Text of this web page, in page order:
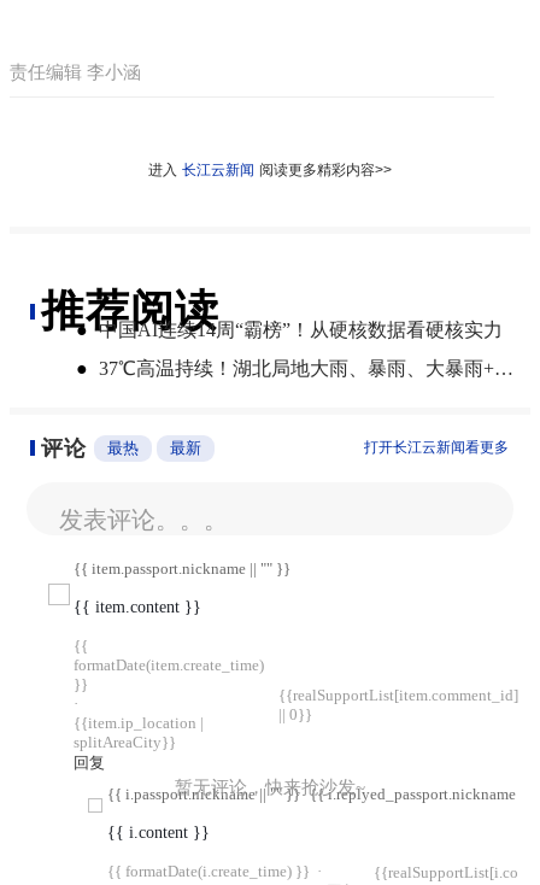
责任编辑 李小涵
进入 长江云新闻 阅读更多精彩内容>>
推荐阅读
● 中国AI连续14周“霸榜”！从硬核数据看硬核实力
●
37℃高温持续！湖北局地大雨、暴雨、大暴雨+最高9级雷暴大风
评论 最热 最新 打开长江云新闻看更多
发表评论。。。
{{ item.passport.nickname || "" }}
{{ item.content }}
{{
formatDate(item.create_time)
}}
·
{{item.ip_location |
splitAreaCity}}
回复
{{realSupportList[item.comment_id]
|| 0}}
{{ i.passport.nickname || "" }} {{ i.replyed_passport.nickname ||
{{ i.content }}
{{ formatDate(i.create_time) }} ·
暂无评论，快来抢沙发~